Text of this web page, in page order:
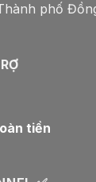
phố
tiền